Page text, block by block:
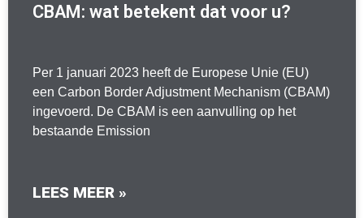
CBAM: wat betekent dat voor u?
Per 1 januari 2023 heeft de Europese Unie (EU)
een Carbon Border Adjustment Mechanism (CBAM)
ingevoerd. De CBAM is een aanvulling op het
bestaande Emission
LEES MEER »